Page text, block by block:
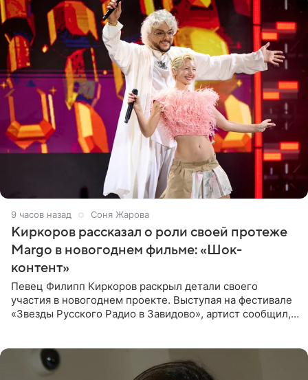
9 часов назад Соня Жарова
Киркоров рассказал о роли своей протеже
Margo в новогоднем фильме: «Шок-
контент»
Певец Филипп Киркоров раскрыл детали своего
участия в новогоднем проекте. Выступая на фестивале
«Звезды Русского Радио в Завидово», артист сообщил,